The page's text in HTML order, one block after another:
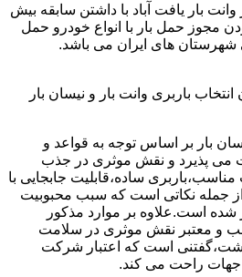
وانت بار یافت آباد با داشتن سابقه بیش
بودن مجوز حمل بار با انواع خودرو حمل
شهرستان های ایران می باشد.
باربری وانت بار و نیسان بار
بار بر اساس توجه به قواعد و
پذیرد و نقش موثری در جذب
ساده،قابلیت جابجایی با
جمله نکاتی است که سبب محبوبیت
شده است.علاوه بر موارد مذکور
و معتبر نقش موثری در سلامت
است که اعتبار شرکت
جهات راحت می کند.